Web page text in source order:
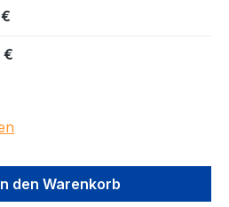
€
gewünschten Wert
den Warenkorb